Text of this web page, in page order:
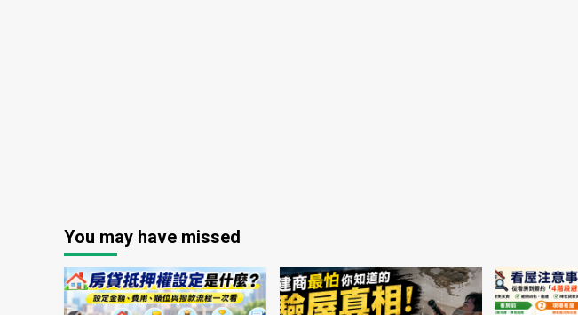
You may have missed